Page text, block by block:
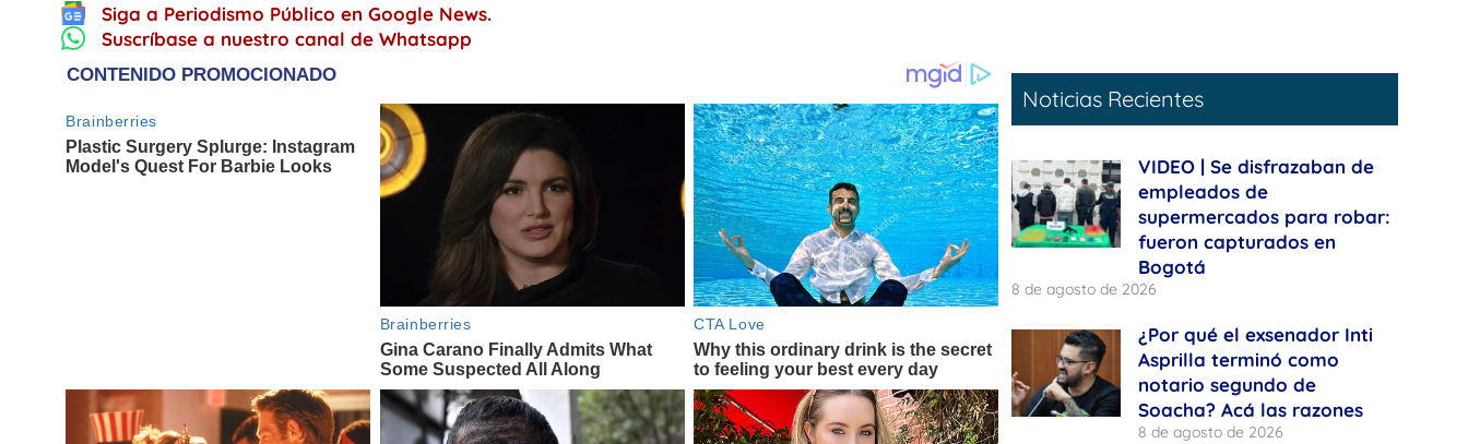
Siga a Periodismo Público en Google News.
Suscríbase a nuestro canal de Whatsapp
Noticias Recientes
VIDEO | Se disfrazaban de
empleados de
supermercados para robar:
fueron capturados en
Bogotá
8 de agosto de 2026
¿Por qué el exsenador Inti
Asprilla terminó como
notario segundo de
Soacha? Acá las razones
8 de agosto de 2026